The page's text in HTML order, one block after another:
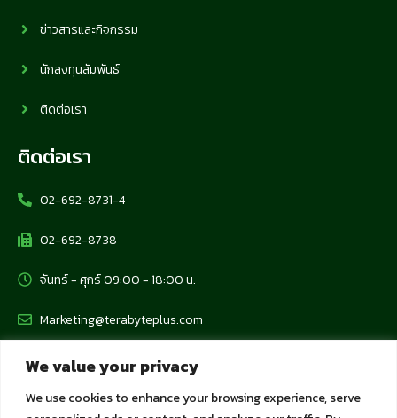
We value your privacy
We use cookies to enhance your browsing experience, serve
ข่าวสารและกิจกรรม
นักลงทุนสัมพันธ์
ติดต่อเรา
ติดต่อเรา
02-692-8731-4
02-692-8738
จันทร์ - ศุกร์ 09:00 - 18:00 น.
Marketing@terabyteplus.com
นโยบายข้อมูลส่วนบุคคล